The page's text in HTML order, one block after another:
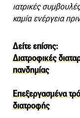
ιατρικές
καμία ενέργεια
Δείτε επίσης:
Διατροφικές
πανδημίας
Επεξεργασμένα
διατροφής